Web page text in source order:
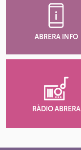
ABRERA INFO
RÀDIO ABRERA